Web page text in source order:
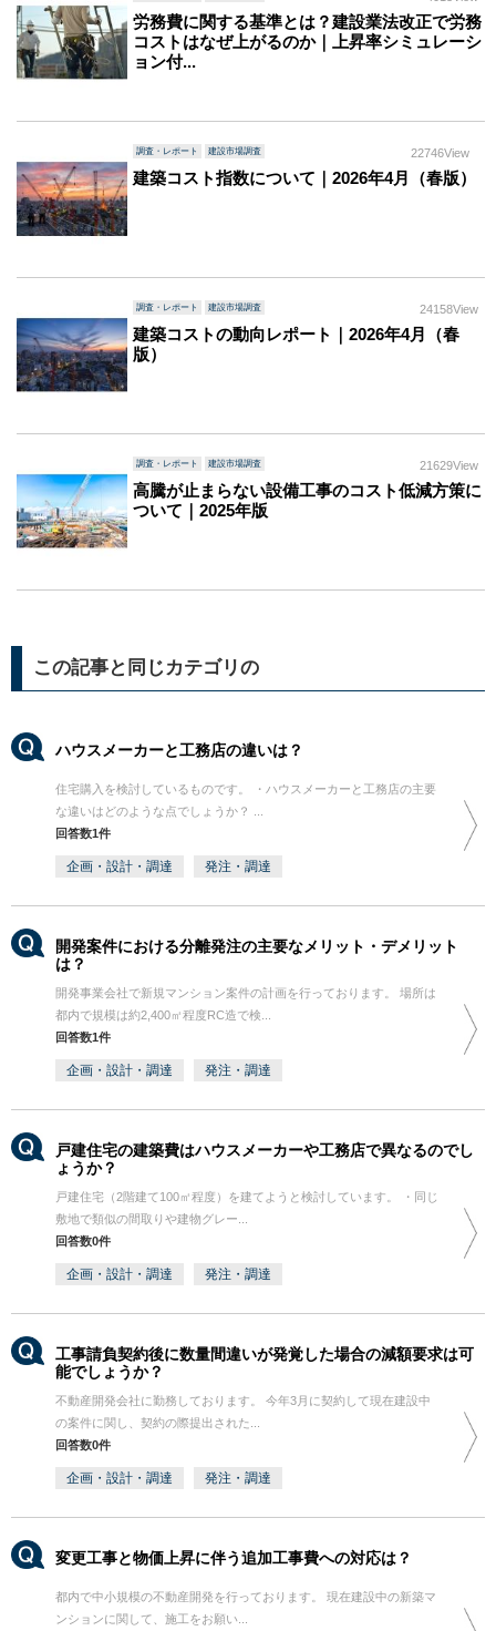
労務費に関する基準とは？建設業法改正で労務
コストはなぜ上がるのか｜上昇率シミュレーシ
ョン付...
調査・レポート 建設市場調査 22746View
建築コスト指数について｜2026年4月（春版）
調査・レポート 建設市場調査 24158View
建築コストの動向レポート｜2026年4月（春
版）
調査・レポート 建設市場調査 21629View
高騰が止まらない設備工事のコスト低減方策に
ついて｜2025年版
この記事と同じカテゴリの
ハウスメーカーと工務店の違いは？
住宅購入を検討しているものです。 ・ハウスメーカーと工務店の主要
な違いはどのような点でしょうか？ ...
回答数1件
企画・設計・調達 発注・調達
開発案件における分離発注の主要なメリット・デメリット
は？
開発事業会社で新規マンション案件の計画を行っております。 場所は
都内で規模は約2,400㎡程度RC造で検...
回答数1件
企画・設計・調達 発注・調達
戸建住宅の建築費はハウスメーカーや工務店で異なるのでし
ょうか？
戸建住宅（2階建て100㎡程度）を建てようと検討しています。 ・同じ
敷地で類似の間取りや建物グレー...
回答数0件
企画・設計・調達 発注・調達
工事請負契約後に数量間違いが発覚した場合の減額要求は可
能でしょうか？
不動産開発会社に勤務しております。 今年3月に契約して現在建設中
の案件に関し、契約の際提出された...
回答数0件
企画・設計・調達 発注・調達
変更工事と物価上昇に伴う追加工事費への対応は？
都内で中小規模の不動産開発を行っております。 現在建設中の新築マ
ンションに関して、施工をお願い...